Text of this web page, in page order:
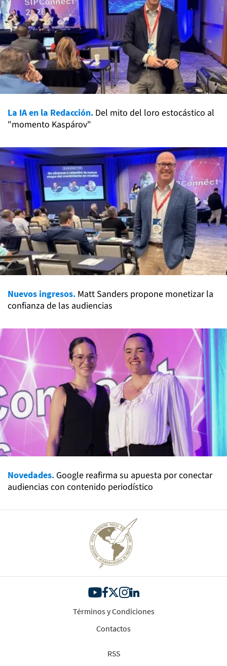
La IA en la Redacción. Del mito del loro estocástico al
"momento Kaspárov"
Nuevos ingresos. Matt Sanders propone monetizar la
confianza de las audiencias
Novedades. Google reafirma su apuesta por conectar
audiencias con contenido periodístico
Términos y Condiciones
Contactos
RSS